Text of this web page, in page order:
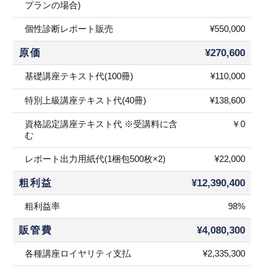
プランの場合)
個性診断レポート販売 ¥550,000
原価 ¥270,600
基礎講座テキスト代(100冊) ¥110,000
特別上級講座テキスト代(40冊) ¥138,600
資格認定講座テキスト代 ※受講料に含
む
￥0
レポート出力用紙代(1梱包500枚×2) ¥22,000
粗利益 ¥12,390,400
粗利益率 98%
販管費 ¥4,080,300
各種講座ロイヤリティ支払 ¥2,335,300